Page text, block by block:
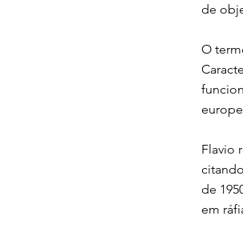
de
O
Flavio
de
em